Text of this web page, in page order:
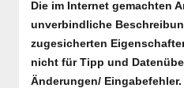
Die im Internet gemachten
unverbindliche
zugesicherten
nicht für Tipp und
Änderungen/